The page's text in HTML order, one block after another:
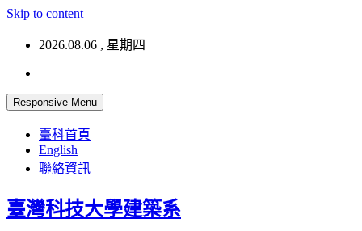
Skip to content
2026.08.06 , 星期四
Responsive Menu
臺科首頁
English
聯絡資訊
臺灣科技大學建築系